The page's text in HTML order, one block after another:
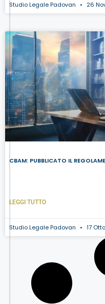
Studio Legale Padovan 26
CBAM: PUBBLICATO IL
LEGGI TUTTO
Studio Legale Padovan 17